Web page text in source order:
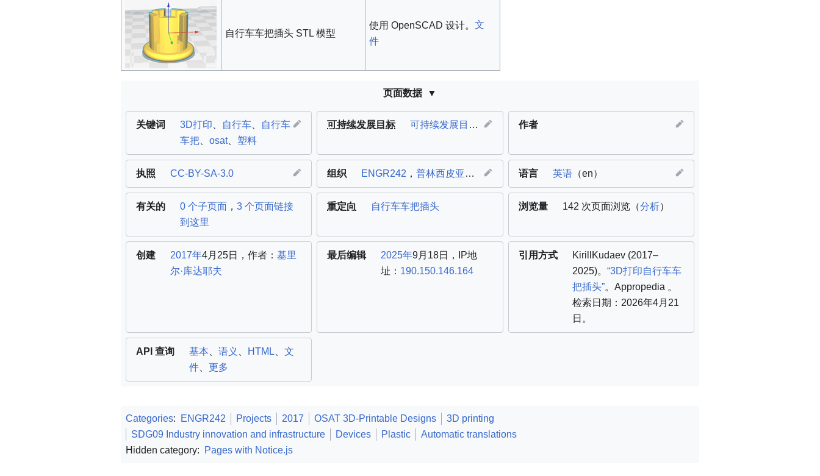
自行车车把插头 STL 模型
使用 OpenSCAD 设计。文
件
页面数据
关键词 3D打印 自行车
自行车
车把
osat、 塑料
可持续发展目标 可持续发展目标9：产业创新和基础设施 作者
执照 CC-BY-SA-3.0 组织 ENGR242 ，普林西皮亚学院 语言 英语（en）
有关的 0 个子页面 ， 3 个页面链接
到这里
重定向 自行车车把插头 浏览量 142 次页面浏览（分析）
创建 2017年4月25日， 作者： 基里
尔·库达耶夫
最后编辑 2025年9月18日，
IP地
址： 190.150.146.164
引用方式 KirillKudaev(2017–
2025)。 “3D打印自行车车
把插头”。Appropedia 。
检索日期：2026年4月21
日 。
API 查询 基本 语义 HTML
文
件
更多
Categories: ENGR242 Projects 2017 OSAT 3D-Printable Designs
3D printing
SDG09 Industry innovation and infrastructure
Devices Plastic
Automatic translations
Hidden category:
Pages with Notice.js